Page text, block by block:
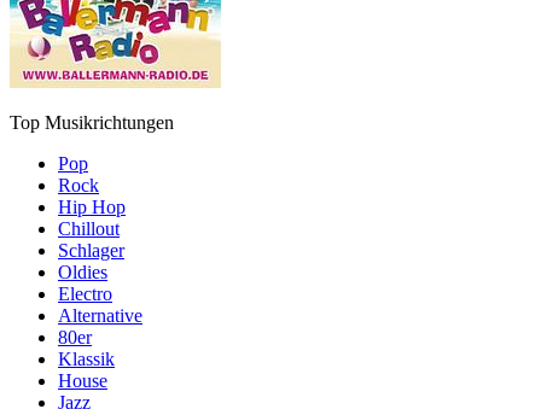
Top Musikrichtungen
Pop
Rock
Hip Hop
Chillout
Schlager
Oldies
Electro
Alternative
80er
Klassik
House
Jazz